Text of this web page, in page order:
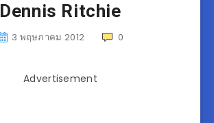
Dennis Ritchie
3 พฤษภาคม 2012 0
Advertisement